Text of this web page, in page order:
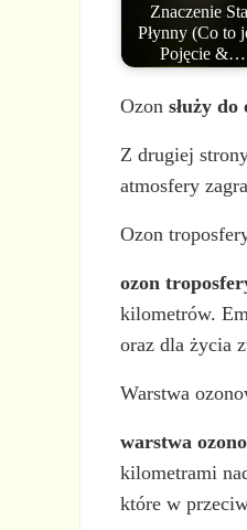
Znaczenie
Płynny (Co to
Pojęcie &…
Ozonsłuży
Z drugiej
atmosfery
Ozon
ozon
kilometrów.
oraz dla życia
Warstwa
warstwa
kilometrami
które w